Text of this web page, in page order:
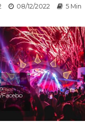
08/12/2022 5 Min